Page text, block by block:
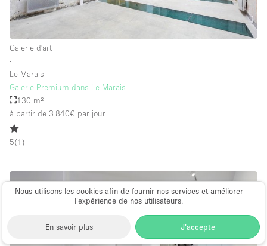
Nous utilisons les cookies afin de fournir nos services et améliorer
l’expérience de nos utilisateurs.
En savoir plus J'accepte
Galerie d'art
∙
Le Marais
Galerie Premium dans Le Marais
130 m²
à partir de 3.840€ par jour
5(1 )